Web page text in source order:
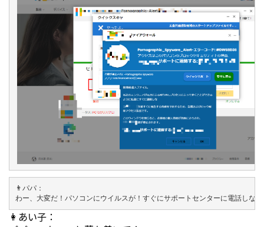
👨パパ：
わー、大変だ！パソコンにウイルスが！すぐにサポートセンターに電話しな
👩あい子：